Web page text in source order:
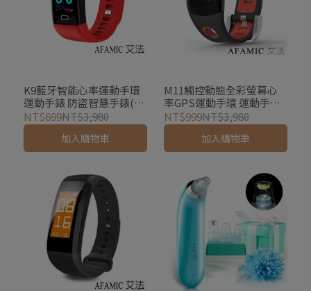
K9藍牙智能心率運動手環
運動手錶 防盜智慧手錶(可
更換表帶 多種運動模式)
NT$699NT$3,980
加入購物車
M11觸控動態全彩螢幕心
率GPS運動手環 運動手錶
防盜智慧手錶(多款雙色可
更換錶帶)
NT$999NT$3,980
加入購物車